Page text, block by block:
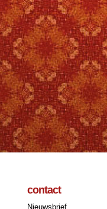
contact
Nieuwsbrief